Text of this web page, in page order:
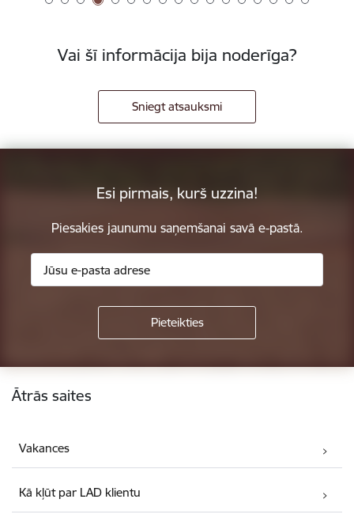
Vai šī informācija bija noderīga?
Sniegt atsauksmi
Esi pirmais, kurš uzzina!
Piesakies jaunumu saņemšanai savā e-pastā.
Kājene
Ātrās saites
Vakances
Kā kļūt par LAD klientu